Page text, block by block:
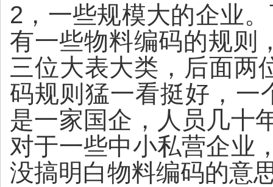
2，一些规模大的企业
有一些物料编码的规则
三位大表大类，后面两
码规则猛一看挺好，一
是一家国企，人员几十
对于一些中小私营企业
没搞明白物料编码的意